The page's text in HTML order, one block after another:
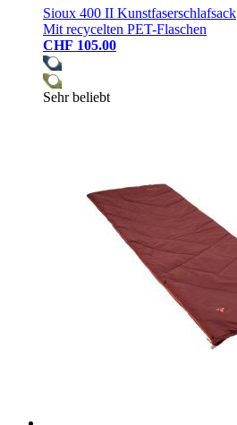
Sioux 400 II Kunstfaserschlafsack
Mit recycelten PET-Flaschen
CHF 105.00
Sehr beliebt